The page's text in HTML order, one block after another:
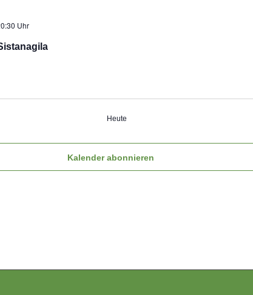
Uhr
Heute
Kalender abonnieren